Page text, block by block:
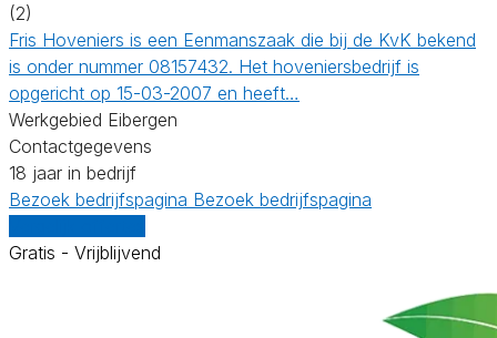
(2)
Fris Hoveniers is een Eenmanszaak die bij de KvK bekend
is onder nummer 08157432. Het hoveniersbedrijf is
opgericht op 15-03-2007 en heeft…
Werkgebied Eibergen
Contactgegevens
18 jaar in bedrijf
Bezoek bedrijfspagina Bezoek bedrijfspagina
Gratis - Vrijblijvend